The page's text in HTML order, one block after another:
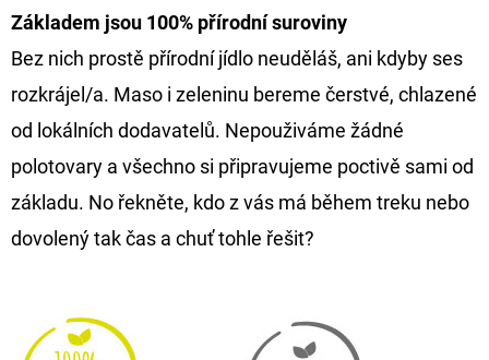
Základem jsou 100% přírodnísuroviny
Bez nich prostě přírodní jídlo neuděláš, ani kdyby ses
rozkrájel/a. Maso i zeleninu bereme čerstvé, chlazené
od lokálních dodavatelů. Nepouživáme žádné
polotovary a všechno si připravujeme poctivě sami od
základu. No řekněte, kdo z vás má během treku nebo
dovolený tak čas a chuť tohle řešit?